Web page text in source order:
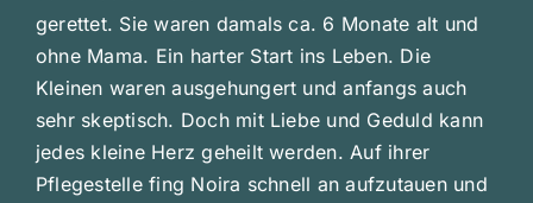
gerettet. Sie waren damals ca. 6 Monate alt und
ohne Mama. Ein harter Start ins Leben. Die
Kleinen waren ausgehungert und anfangs auch
sehr skeptisch. Doch mit Liebe und Geduld kann
jedes kleine Herz geheilt werden. Auf ihrer
Pflegestelle fing Noira schnell an aufzutauen und